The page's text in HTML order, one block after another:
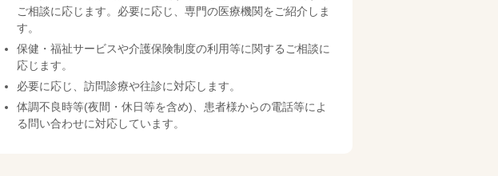
ご相談に応じます。必要に応じ、専門の医療機関をご紹介しま
す。
保健・福祉サービスや介護保険制度の利用等に関するご相談に
応じます。
必要に応じ、訪問診療や往診に対応します。
体調不良時等(夜間・休日等を含め)、患者様からの電話等によ
る問い合わせに対応しています。